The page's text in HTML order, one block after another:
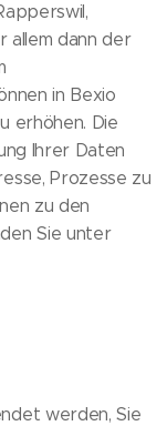
allem dann der
in Bexio
erhöhen. Die
Ihrer Daten
Prozesse zu
zu den
Sie unter
werden, Sie